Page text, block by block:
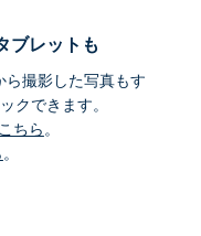
ブレットも
撮影した写真もす
クできます。
こちら。
。